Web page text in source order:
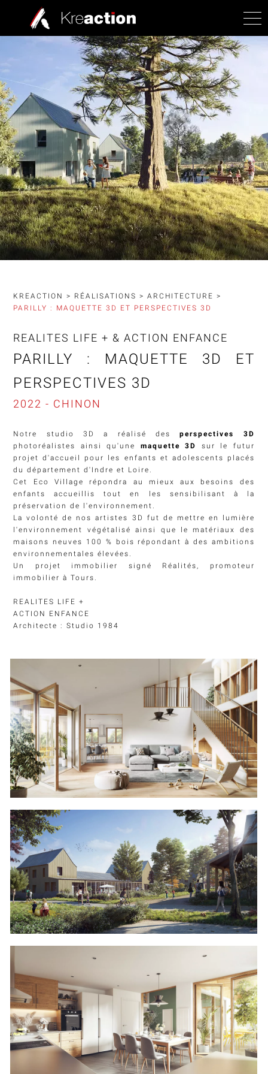
KREACTION > RÉALISATIONS >ARCHITECTURE >
PARILLY : MAQUETTE 3D ET PERSPECTIVES 3D
REALITES LIFE + & ACTION ENFANCE
PARILLY : MAQUETTE 3D ET
PERSPECTIVES 3D
2022 - CHINON
Notre studio 3D a réalisé desperspectives 3D
photoréalistes ainsi qu'une maquette 3D
sur le futur
projet d'accueil pour les enfants et adolescents placés
du département d'Indre et Loire.
Cet Eco Village répondra au mieux aux besoins des
enfants accueillis tout en les sensibilisant à la
préservation de l'environnement.
La volonté de nos artistes 3D fut de mettre en lumière
l'environnement végétalisé ainsi que le matériaux des
maisons neuves 100 % bois répondant à des ambitions
environnementales élevées.
Un projet immobilier signé Réalités, promoteur
immobilierà Tours.
REALITES LIFE +
ACTION ENFANCE
Architecte : Studio 1984